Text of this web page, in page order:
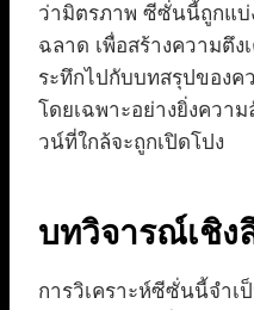
ว่ามิตรภาพ ซีซั่นนี้ถูกแบ่
ฉลาด เพื่อสร้างความตึ
ระทึกไปกับบทสรุปของค
โดยเฉพาะอย่างยิ่งควา
วน์ที่ใกล้จะถูกเปิดโปง
บทวิจารณ์เชิง
การวิเคราะห์ซีซั่นนี้จำเ